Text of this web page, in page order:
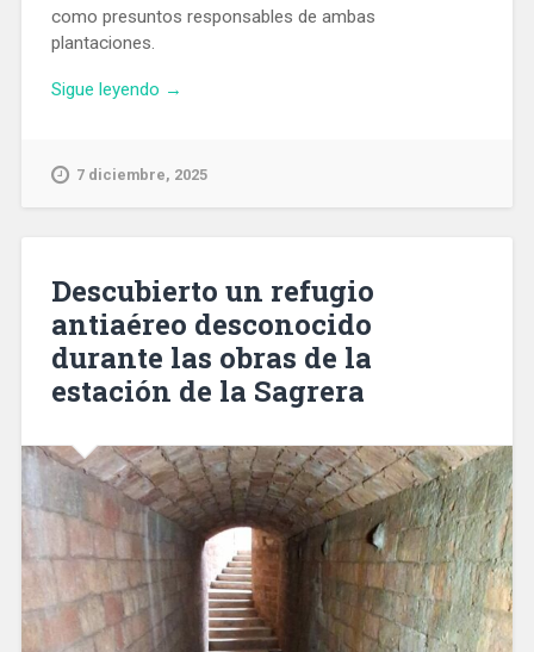
como presuntos responsables de ambas
plantaciones.
Sigue leyendo «Descubren
de
de
Sant
Martí
por
incendios
la
instalación
eléctrica»
→
7 diciembre, 2025
Descubierto un refugio
antiaéreo desconocido
durante las obras de la
estación de la Sagrera